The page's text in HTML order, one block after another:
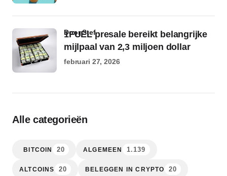
1FUEL presale bereikt belangrijke
mijlpaal van 2,3 miljoen dollar
door Stef
februari 27, 2026
Alle categorieën
BITCOIN 20 ALGEMEEN 1.139
ALTCOINS 20 BELEGGEN IN CRYPTO 20